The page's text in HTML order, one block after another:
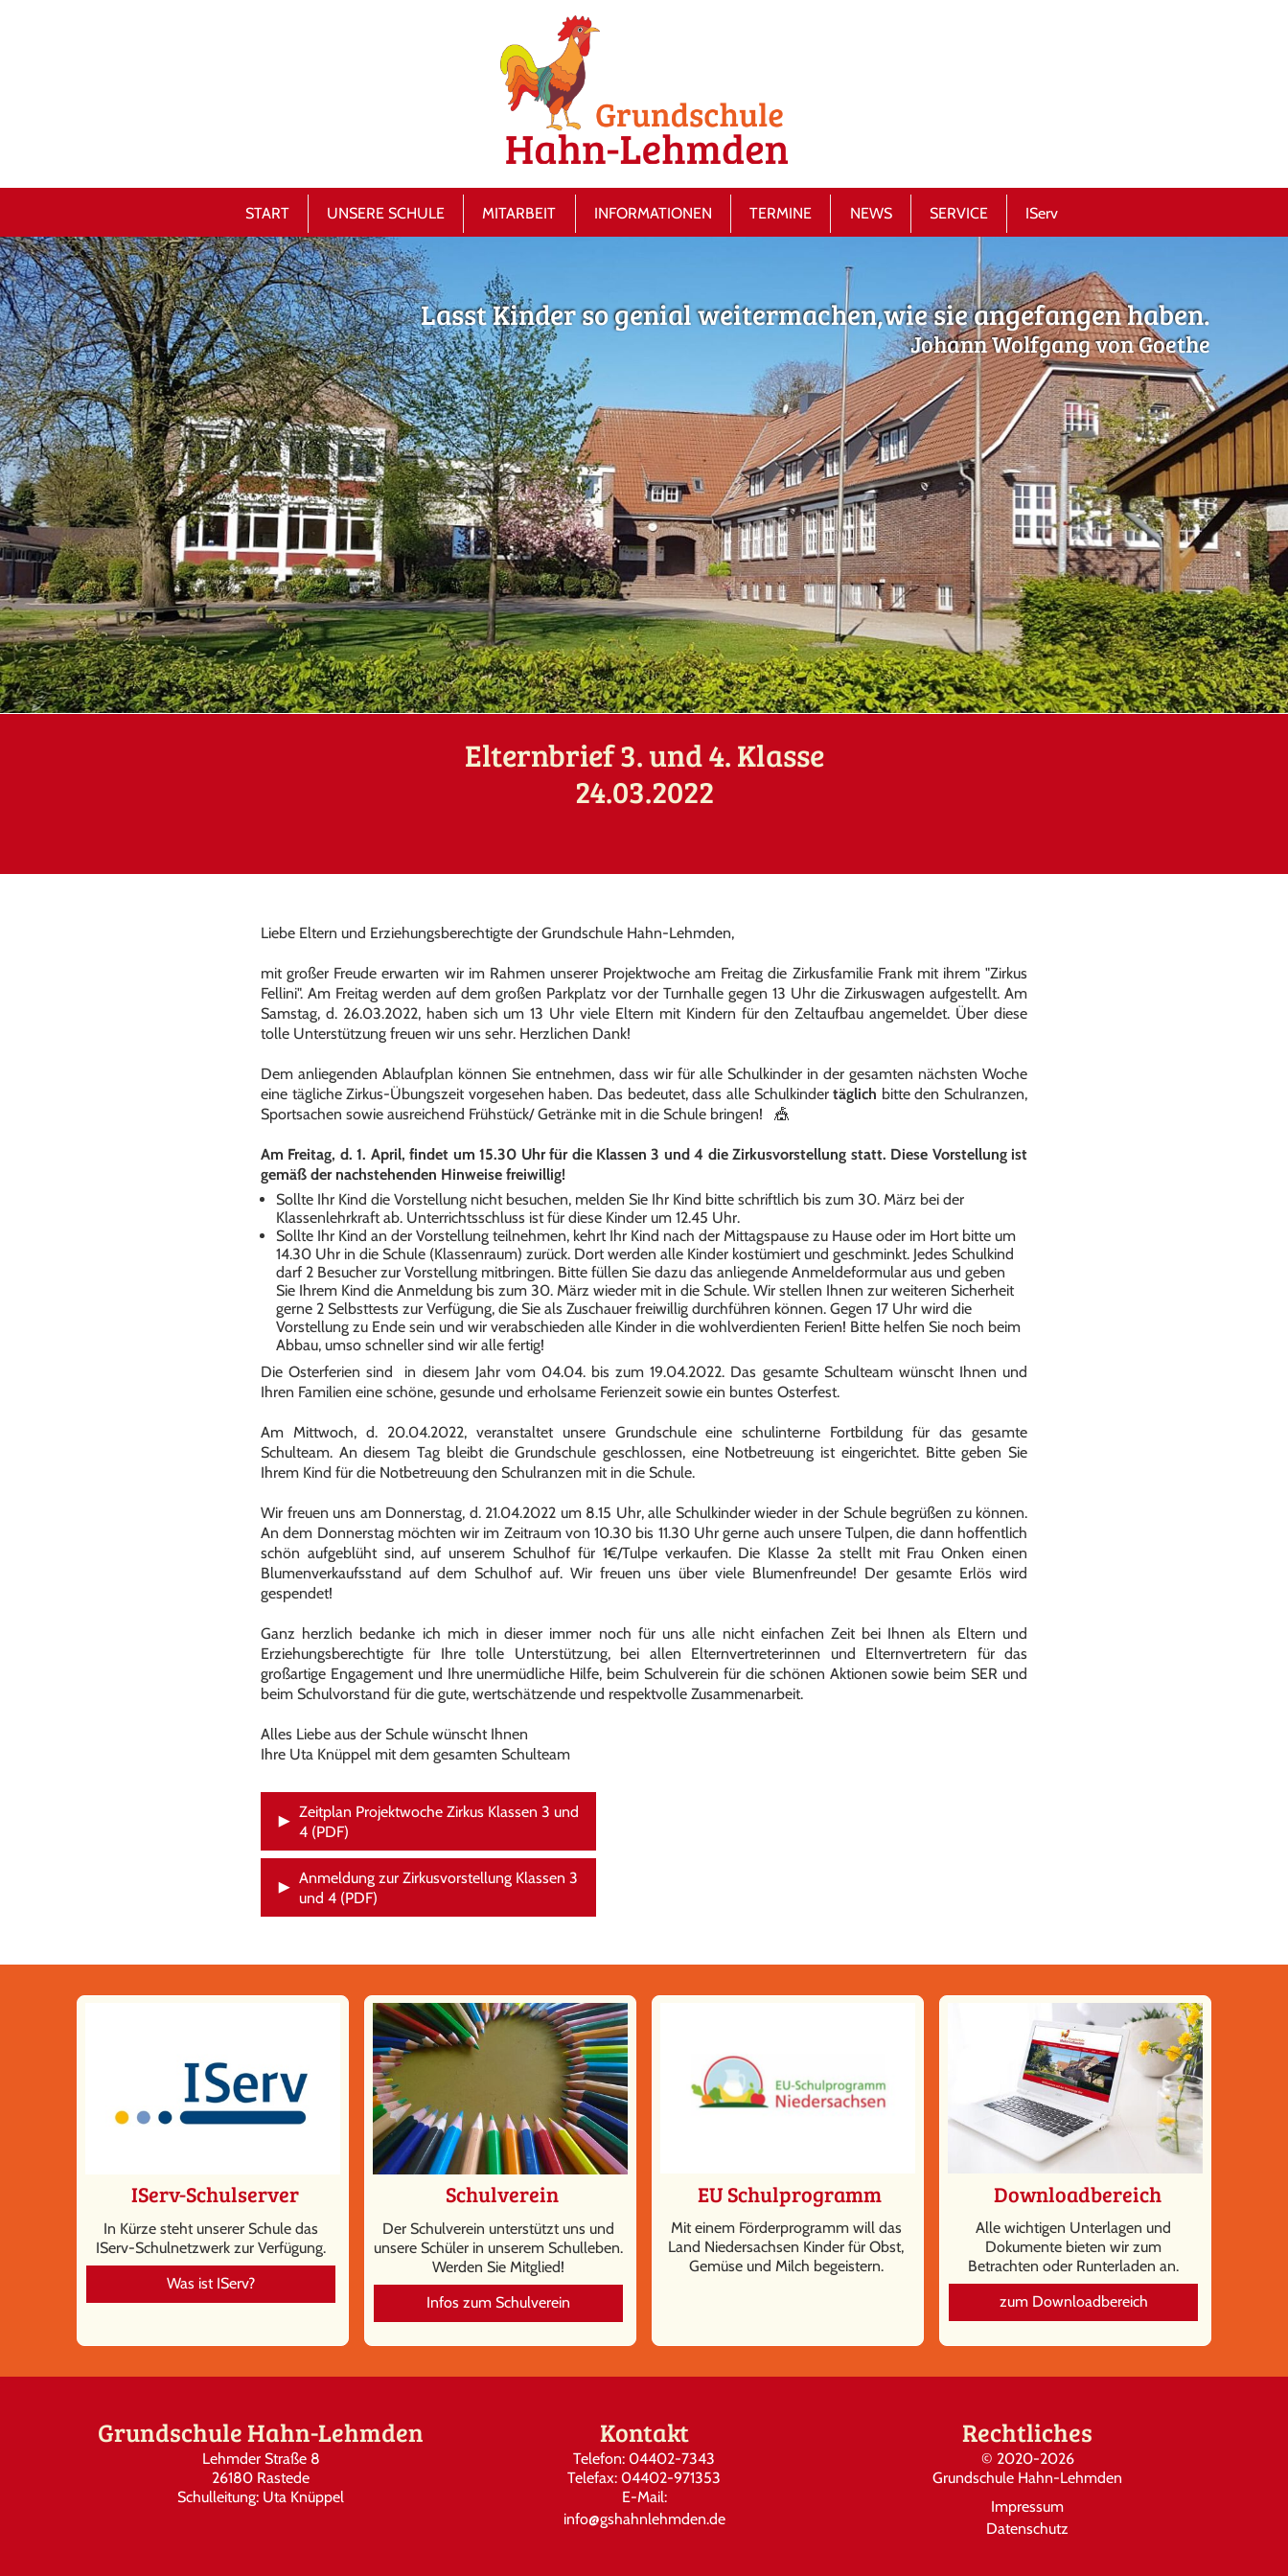
START UNSERE SCHULE MITARBEIT INFORMATIONEN TERMINE NEWS SERVICE IServ
Lasst Kinder so genial weitermachen,wie sie angefangen haben.
Johann Wolfgang von Goethe
Elternbrief 3. und 4. Klasse
24.03.2022
Liebe Eltern und Erziehungsberechtigte der Grundschule Hahn-Lehmden,
mit großer Freude erwarten wir im Rahmen unserer Projektwoche am Freitag die Zirkusfamilie Frank mit ihrem "Zirkus
Fellini". Am Freitag werden auf dem großen Parkplatz vor der Turnhalle gegen 13 Uhr die Zirkuswagen aufgestellt. Am
Samstag, d. 26.03.2022, haben sich um 13 Uhr viele Eltern mit Kindern für den Zeltaufbau angemeldet. Über diese
tolle Unterstützung freuen wir uns sehr. Herzlichen Dank!
Dem anliegenden Ablaufplan können Sie entnehmen, dass wir für alle Schulkinder in der gesamten nächsten Woche
eine tägliche Zirkus-Übungszeit vorgesehen haben. Das bedeutet, dass alle Schulkindertäglich bitte den Schulranzen,
Sportsachen sowie ausreichend Frühstück/ Getränke mit in die Schule bringen! 🎪
Am Freitag, d. 1. April, findet um 15.30 Uhr für die Klassen 3 und 4 die Zirkusvorstellung statt. Diese Vorstellung ist
gemäß der nachstehenden Hinweise freiwillig!
Sollte Ihr Kind die Vorstellung nicht besuchen, melden Sie Ihr Kind bitte schriftlich bis zum 30. März bei der
Klassenlehrkraft ab. Unterrichtsschluss ist für diese Kinder um 12.45 Uhr.
Sollte Ihr Kind an der Vorstellung teilnehmen, kehrt Ihr Kind nach der Mittagspause zu Hause oder im Hort bitte um
14.30 Uhr in die Schule (Klassenraum) zurück. Dort werden alle Kinder kostümiert und geschminkt. Jedes Schulkind
darf 2 Besucher zur Vorstellung mitbringen. Bitte füllen Sie dazu das anliegende Anmeldeformular aus und geben
Sie Ihrem Kind die Anmeldung bis zum 30. März wieder mit in die Schule. Wir stellen Ihnen zur weiteren Sicherheit
gerne 2 Selbsttests zur Verfügung, die Sie als Zuschauer freiwillig durchführen können. Gegen 17 Uhr wird die
Vorstellung zu Ende sein und wir verabschieden alle Kinder in die wohlverdienten Ferien! Bitte helfen Sie noch beim
Abbau, umso schneller sind wir alle fertig!
Die Osterferien sind in diesem Jahr vom 04.04. bis zum 19.04.2022. Das gesamte Schulteam wünscht Ihnen und
Ihren Familien eine schöne, gesunde und erholsame Ferienzeit sowie ein buntes Osterfest.
Am Mittwoch, d. 20.04.2022, veranstaltet unsere Grundschule eine schulinterne Fortbildung für das gesamte
Schulteam. An diesem Tag bleibt die Grundschule geschlossen, eine Notbetreuung ist eingerichtet. Bitte geben Sie
Ihrem Kind für die Notbetreuung den Schulranzen mit in die Schule.
Wir freuen uns am Donnerstag, d. 21.04.2022 um 8.15 Uhr, alle Schulkinder wieder in der Schule begrüßen zu können.
An dem Donnerstag möchten wir im Zeitraum von 10.30 bis 11.30 Uhr gerne auch unsere Tulpen, die dann hoffentlich
schön aufgeblüht sind, auf unserem Schulhof für 1€/Tulpe verkaufen. Die Klasse 2a stellt mit Frau Onken einen
Blumenverkaufsstand auf dem Schulhof auf. Wir freuen uns über viele Blumenfreunde! Der gesamte Erlös wird
gespendet!
Ganz herzlich bedanke ich mich in dieser immer noch für uns alle nicht einfachen Zeit bei Ihnen als Eltern und
Erziehungsberechtigte für Ihre tolle Unterstützung, bei allen Elternvertreterinnen und Elternvertretern für das
großartige Engagement und Ihre unermüdliche Hilfe, beim Schulverein für die schönen Aktionen sowie beim SER und
beim Schulvorstand für die gute, wertschätzende und respektvolle Zusammenarbeit.
Alles Liebe aus der Schule wünscht Ihnen
Ihre Uta Knüppel mit dem gesamten Schulteam
Zeitplan Projektwoche Zirkus Klassen 3 und
4 (PDF)
Anmeldung zur Zirkusvorstellung Klassen 3
und 4 (PDF)
IServ-Schulserver
In Kürze steht unserer Schule das
IServ-Schulnetzwerk zur Verfügung.
Was ist IServ?
Schulverein
Der Schulverein unterstützt uns und
unsere Schüler in unserem Schulleben.
Werden Sie Mitglied!
Infos zum Schulverein
EU Schulprogramm
Mit einem Förderprogramm will das
Land Niedersachsen Kinder für Obst,
Gemüse und Milch begeistern.
Downloadbereich
Alle wichtigen Unterlagen und
Dokumente bieten wir zum
Betrachten oder Runterladen an.
zum Downloadbereich
Grundschule Hahn-Lehmden
Lehmder Straße 8
26180 Rastede
Schulleitung: Uta Knüppel
Kontakt
Telefon: 04402-7343
Telefax: 04402-971353
E-Mail:
info@gshahnlehmden.de
Rechtliches
© 2020-2026
Grundschule Hahn-Lehmden
Impressum
Datenschutz